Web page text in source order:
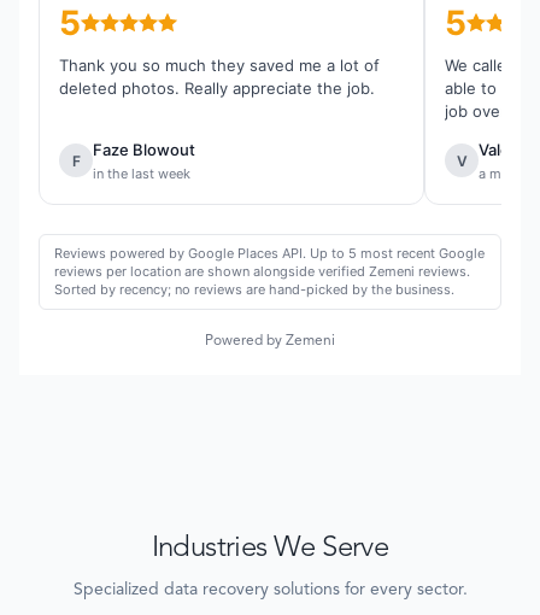
5
Thank you so much they saved me a lot of
deleted photos. Really appreciate the job.
F
Faze Blowout
in the last week
5
We called
able to
job overall.
V
a month
Reviews powered by Google Places API. Up to 5 most recent Google
reviews per location are shown alongside verified Zemeni reviews.
Sorted by recency; no reviews are hand-picked by the business.
Powered by Zemeni
Industries We Serve
Specialized data recovery solutions for every sector.